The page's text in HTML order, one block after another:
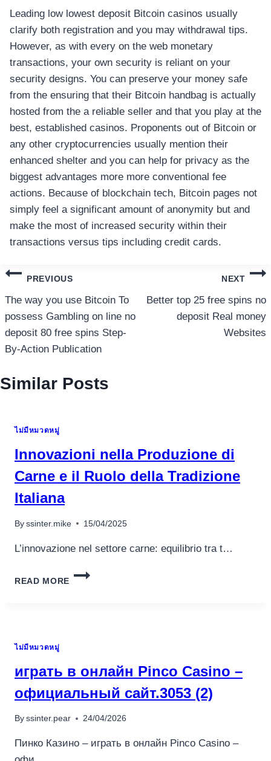
Leading low lowest deposit Bitcoin casinos usually
clarify both registration and you may withdrawal tips.
However, as with every on the web monetary
transactions, your own security is reliant on your
security designs. You can preserve your money safe
from the ensuring that their Bitcoin handbag is actually
hosted from the a reliable seller and that you play at the
best, established casinos. Proponents out of Bitcoin or
any other cryptocurrencies usually mention their
enhanced shelter and you can help for privacy as the
biggest advantages more more conventional fee
actions. Because of blockchain tech, Bitcoin pages not
simply feel a significant amount of anonymity but and
make the most of increased security within their
transactions versus tips including credit cards.
แนะแนว
เรื่อง
PREVIOUS
The way you use Bitcoin To
possess Gambling on line no
deposit 80 free spins Step-
By-Action Publication
NEXT
Better top 25 free spins no
deposit Real money
Websites
Similar Posts
ไม่มีหมวดหมู่
Innovazioni nella Produzione di
Carne e il Ruolo della Tradizione
Italiana
By ssinter.mike 15/04/2025
L’innovazione nel settore carne: equilibrio tra t…
READ MORE
INNOVAZIONI
DELLA
TRADIZIONE
ITALIANA
ไม่มีหมวดหมู่
играть в онлайн Pinco Casino –
официальный сайт.3053 (2)
By ssinter.pear 24/04/2026
Пинко Казино – играть в онлайн Pinco Casino –